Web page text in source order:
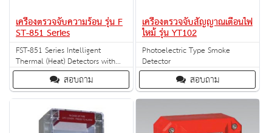
เครื่องตรวจจับความร้อน รุ่น F
ST-851 Series
FST-851 Series Intelligent
Thermal (Heat) Detectors with
FlashScan® สอบถาม
เครื่องตรวจจับสัญญาณเตือนไฟ
ไหม้ รุ่น YT102
Photoelectric Type Smoke
Detector
สอบถาม